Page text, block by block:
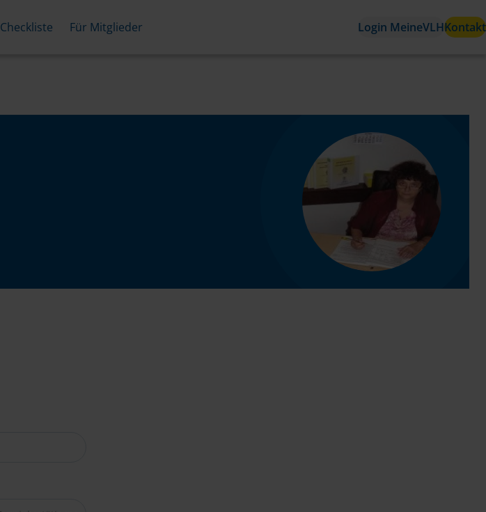
Checkliste Für Mitglieder Login MeineVLHKontakt